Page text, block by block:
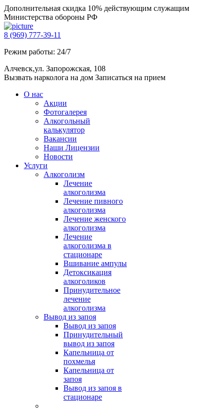
Дополнительная скидка 10% действующим служащим
Министерства обороны РФ
8 (969) 777-39-11
Режим работы: 24/7
Алчевск,ул. Запорожская, 108
Вызвать нарколога на дом Записаться на прием
О нас
Акции
Фотогалерея
Алкогольный
калькулятор
Вакансии
Наши Лицензии
Новости
Услуги
Алкоголизм
Лечение
алкоголизма
Лечение пивного
алкоголизма
Лечение женского
алкоголизма
Лечение
алкоголизма в
стационаре
Вшивание ампулы
Детоксикация
алкоголиков
Принудительное
лечение
алкоголизма
Вывод из запоя
Вывод из запоя
Принудительный
вывод из запоя
Капельница от
похмелья
Капельница от
запоя
Вывод из запоя в
стационаре